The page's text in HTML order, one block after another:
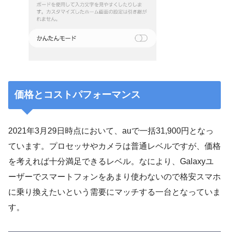
価格とコストパフォーマンス
2021年3月29日時点において、auで一括31,900円となっ
ています。プロセッサやカメラは普通レベルですが、価格
を考えれば十分満足できるレベル。なにより、Galaxyユ
ーザーでスマートフォンをあまり使わないので格安スマホ
に乗り換えたいという需要にマッチする一台となっていま
す。